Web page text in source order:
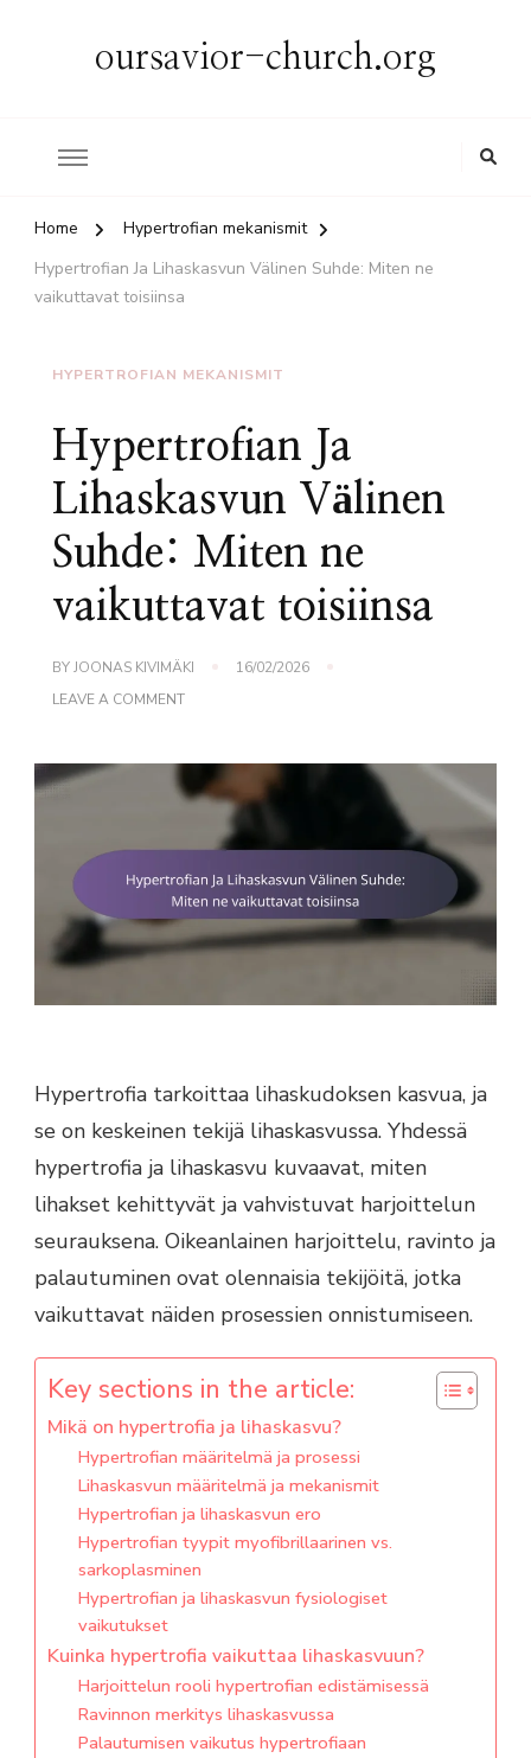
oursavior-church.org
Home
Hypertrofian mekanismit
Hypertrofian Ja Lihaskasvun Välinen Suhde: Miten ne
vaikuttavat toisiinsa
HYPERTROFIAN MEKANISMIT
Hypertrofian Ja
Lihaskasvun Välinen
Suhde: Miten ne
vaikuttavat toisiinsa
BYJOONAS KIVIMÄKI
16/02/2026
LEAVE A COMMENTON
VÄLINEN
SUHDE:
TOISIINSA
Hypertrofia tarkoittaa lihaskudoksen kasvua, ja
se on keskeinen tekijä lihaskasvussa. Yhdessä
hypertrofia ja lihaskasvu kuvaavat, miten
lihakset kehittyvät ja vahvistuvat harjoittelun
seurauksena. Oikeanlainen harjoittelu, ravinto ja
palautuminen ovat olennaisia tekijöitä, jotka
vaikuttavat näiden prosessien onnistumiseen.
Key sections in the article:
Mikä on hypertrofia ja lihaskasvu?
Hypertrofian määritelmä ja prosessi
Lihaskasvun määritelmä ja mekanismit
Hypertrofian ja lihaskasvun ero
Hypertrofian tyypit myofibrillaarinen vs.
sarkoplasminen
Hypertrofian ja lihaskasvun fysiologiset
vaikutukset
Kuinka hypertrofia vaikuttaa lihaskasvuun?
Harjoittelun rooli hypertrofian edistämisessä
Ravinnon merkitys lihaskasvussa
Palautumisen vaikutus hypertrofiaan